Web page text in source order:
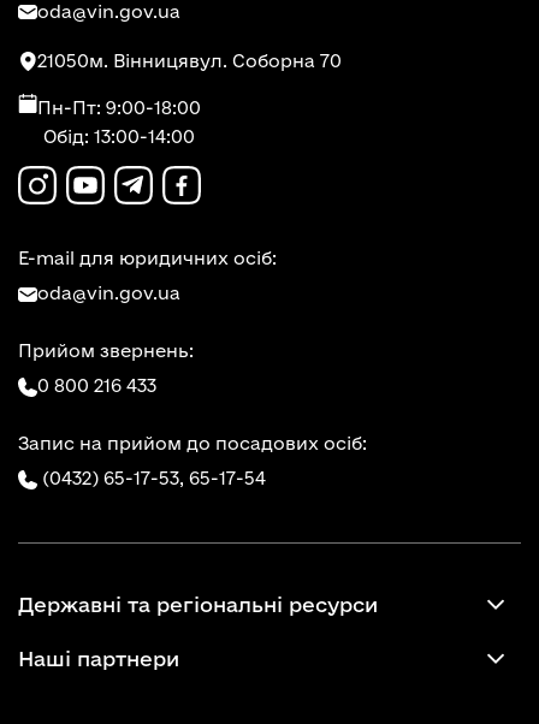
oda@vin.gov.ua
21050м. Вінницявул. Соборна 70
Пн-Пт: 9:00-18:00
Обід: 13:00-14:00
E-mail для юридичних осіб:
oda@vin.gov.ua
Прийом звернень:
0 800 216 433
Запис на прийом до посадових осіб:
(0432) 65-17-53, 65-17-54
Державні та регіональні ресурси
Наші партнери